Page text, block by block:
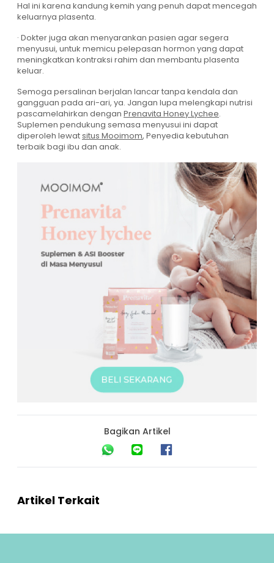
Hal ini karena kandung kemih yang penuh dapat mencegah
keluarnya plasenta.
· Dokter juga akan menyarankan pasien agar segera
menyusui, untuk memicu pelepasan hormon yang dapat
meningkatkan kontraksi rahim dan membantu plasenta
keluar.
Semoga persalinan berjalan lancar tanpa kendala dan
gangguan pada ari-ari, ya. Jangan lupa melengkapi nutrisi
pascamelahirkan dengan Prenavita Honey Lychee.
Suplemen pendukung semasa menyusui ini dapat
diperoleh lewatsitus Mooimom, Penyedia kebutuhan
terbaik bagi ibu dan anak.
Bagikan Artikel
Artikel Terkait